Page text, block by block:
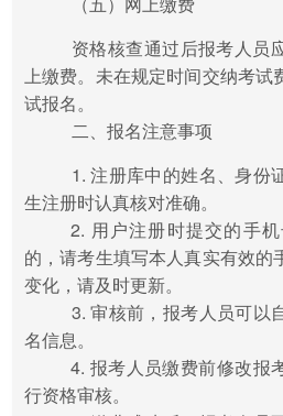
资格核查通过后报考人员
上缴费。未在规定时间交纳考试
试报名。
二、报名注意事项
1. 注册库中的姓名、身份
生注册时认真核对准确。
2. 用户注册时提交的手
的，请考生填写本人真实有效的
变化，请及时更新。
3. 审核前，报考人员可以
名信息。
4. 报考人员缴费前修改报
行资格审核。